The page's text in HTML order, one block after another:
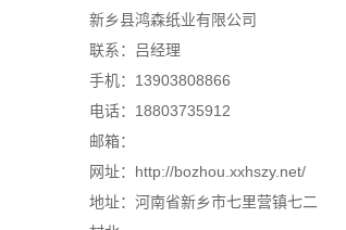
新乡县鸿森纸业有限公司
联系：吕经理
手机：13903808866
电话：18803735912
邮箱：
网址：http://bozhou.xxhszy.net/
地址：河南省新乡市七里营镇七二